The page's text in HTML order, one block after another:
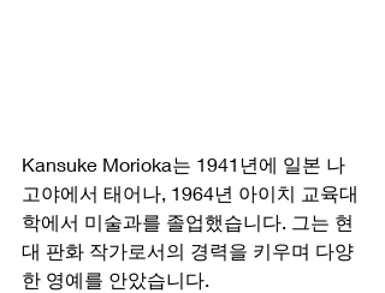
Kansuke Morioka는 1941년에 일본 나
고야에서 태어나, 1964년 아이치 교육대
학에서 미술과를 졸업했습니다. 그는 현
대 판화 작가로서의 경력을 키우며 다양
한 영예를 안았습니다.